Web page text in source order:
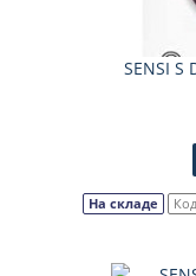
SENSI S
На складе